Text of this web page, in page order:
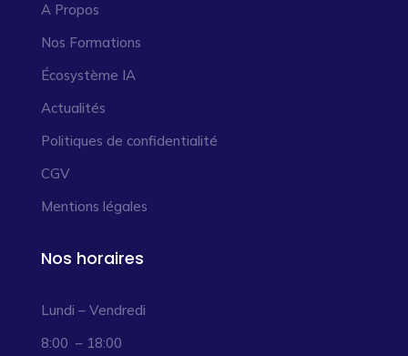
A Propos
Nos Formations
Écosystème IA
Actualités
Politiques de confidentialité
CGV
Mentions légales
Nos horaires
Lundi – Vendredi
8:00 – 18:00